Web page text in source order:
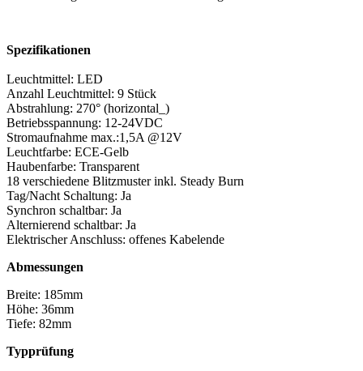
Spezifikationen
Leuchtmittel: LED
Anzahl Leuchtmittel: 9 Stück
Abstrahlung: 270° (horizontal_)
Betriebsspannung: 12-24VDC
Stromaufnahme max.:1,5A @12V
Leuchtfarbe: ECE-Gelb
Haubenfarbe: Transparent
18 verschiedene Blitzmuster inkl. Steady Burn
Tag/Nacht Schaltung: Ja
Synchron schaltbar: Ja
Alternierend schaltbar: Ja
Elektrischer Anschluss: offenes Kabelende
Abmessungen
Breite: 185mm
Höhe: 36mm
Tiefe: 82mm
Typprüfung